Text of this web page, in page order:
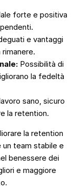
forte e positiva
e vantaggi
Possibilità di
la fedeltà
sano, sicuro
la retention.
la retention
team stabile e
benessere dei
e maggiore